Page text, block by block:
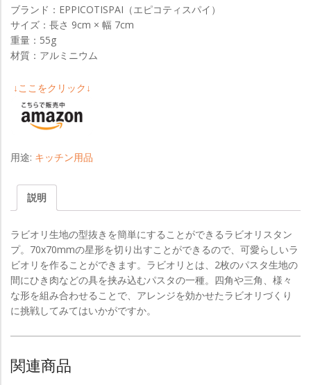
ブランド：EPPICOTISPAI（エピコティスパイ）
サイズ：長さ 9cm × 幅 7cm
重量：55g
材質：アルミニウム
↓ここをクリック↓
用途: キッチン用品
説明
ラビオリ生地の型抜きを簡単にすることができるラビオリスタン
プ。70x70mmの星形を切り出すことができるので、可愛らしいラ
ビオリを作ることができます。ラビオリとは、2枚のパスタ生地の
間にひき肉などの具を挟み込むパスタの一種。四角や三角、様々
な形を組み合わせることで、アレンジを効かせたラビオリづくり
に挑戦してみてはいかがですか。
関連商品